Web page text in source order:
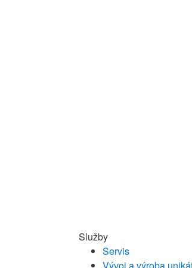
Služby
Servis